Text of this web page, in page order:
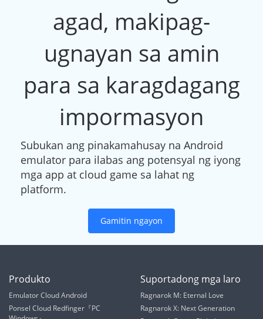
agad, makipag-
ugnayan sa amin
para sa karagdagang
impormasyon
Subukan ang pinakamahusay na Android
emulator para ilabas ang potensyal ng iyong
mga app at cloud game sa lahat ng
platform.
Gamitin ngayon
Produkto
Emulator Cloud Android
Ponsel Cloud Redfinger『PC
Suportadong mga laro
Ragnarok M: Eternal Love
Ragnarok X: Next Generation